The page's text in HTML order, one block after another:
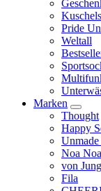
Pride
Weltall
Marken
Thought
Happy
Unmade
Noa Noa
von
Fila